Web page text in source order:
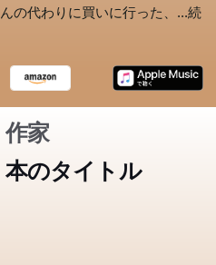
代わりに買いに行った、 ...続
作家
本のタイトル